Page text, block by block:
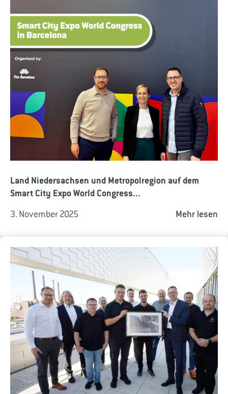
Land Niedersachsen und Metropolregion auf dem
Smart City Expo World Congress...
3. November 2025 Mehr lesen